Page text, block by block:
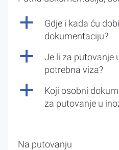
a
Gdje i kada ću
dokumentaciju?
a
Je li za putovanje
potrebna viza?
a
Koji osobni
za putovanje u
Na putovanju